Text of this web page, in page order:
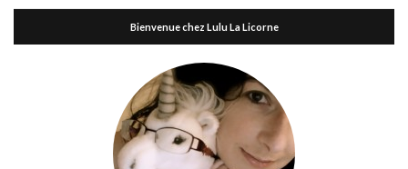
Bienvenue chez Lulu La Licorne